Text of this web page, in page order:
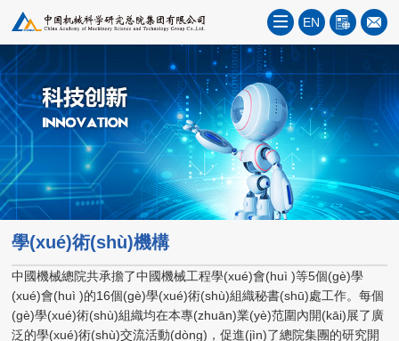
EN
學(xué)術(shù)機構
中國機械總院共承擔了中國機械工程學(xué)會(huì )等5個(gè)學
(xué)會(huì )的16個(gè)學(xué)術(shù)組織秘書(shū)處工作。每個
(gè)學(xué)術(shù)組織均在本專(zhuān)業(yè)范圍內開(kāi)展了廣
泛的學(xué)術(shù)交流活動(dòng)，促進(jìn)了總院集團的研究開